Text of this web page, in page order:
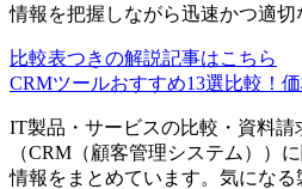
情報を把握しながら迅速かつ適切
比較表つきの解説記事はこちら
CRMツールおすすめ13選比較！
IT製品・サービスの比較・資料請
（CRM（顧客管理システム）
）
情報をまとめています。気になる